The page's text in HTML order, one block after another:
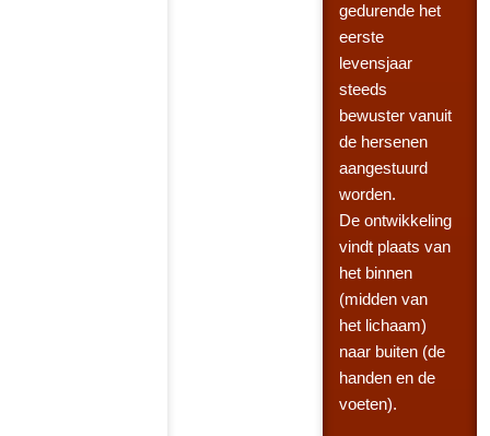
gedurende het
eerste
levensjaar
steeds
bewuster vanuit
de hersenen
aangestuurd
worden.
De ontwikkeling
vindt plaats van
het binnen
(midden van
het lichaam)
naar buiten (de
handen en de
voeten).